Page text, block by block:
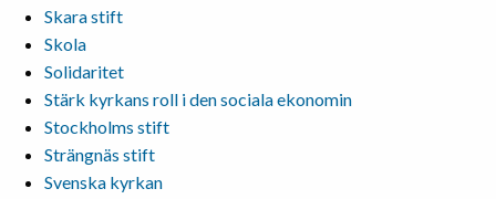
Skara stift
Skola
Solidaritet
Stärk kyrkans roll i den sociala ekonomin
Stockholms stift
Strängnäs stift
Svenska kyrkan